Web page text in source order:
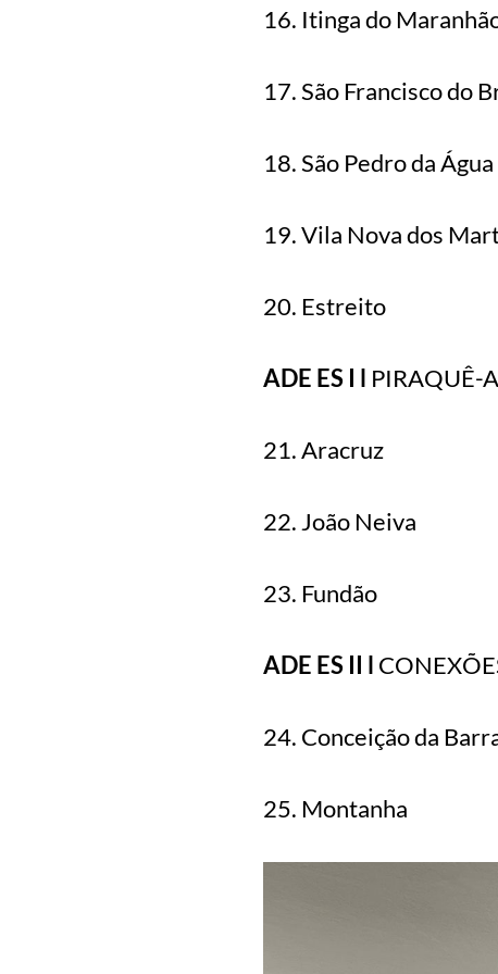
16. Itinga do
17. São Francisco do
18. São Pedro da
19. Vila Nova dos
20. Estreito
ADE ES I l PIRAQUÊ-
21. Aracruz
22. João Neiva
23. Fundão
ADE ES II l
24. Conceição da
25. Montanha